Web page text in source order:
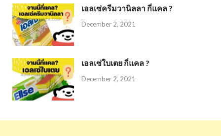
เอลเซ่ครีมวานิลลา กี่แคล ?
December 2, 2021
เอลเซ่ใบเตย กี่แคล ?
December 2, 2021